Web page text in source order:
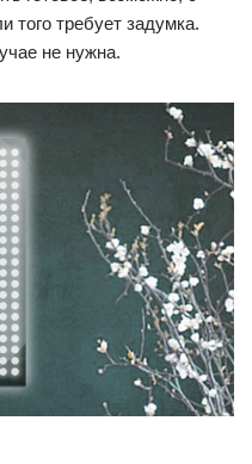
того требует задумка.
не нужна.